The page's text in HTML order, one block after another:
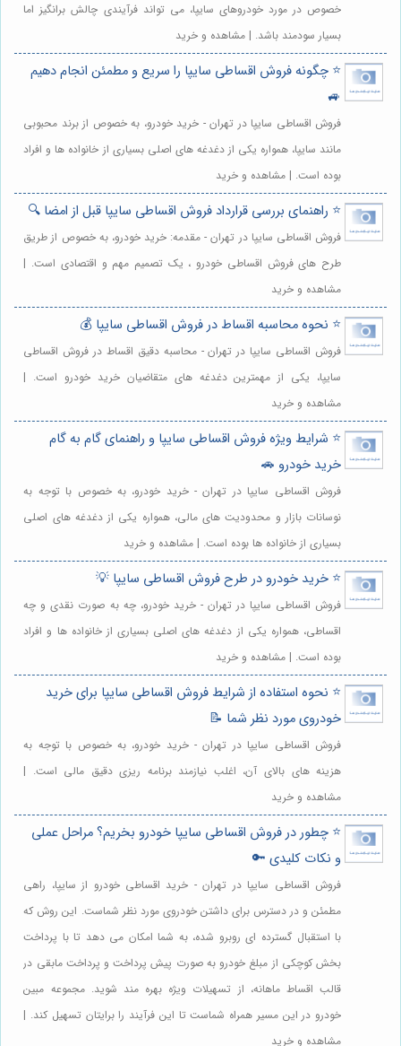
خصوص در مورد خودروهای سایپا، می تواند فرآیندی چالش برانگیز اما
بسیار سودمند باشد. | مشاهده و خرید
⭐️ چگونه فروش اقساطی سایپا را سریع و مطمئن انجام دهیم
🚙
فروش اقساطی سایپا در تهران - خرید خودرو، به خصوص از برند محبوبی
مانند سایپا، همواره یکی از دغدغه های اصلی بسیاری از خانواده ها و افراد
بوده است. | مشاهده و خرید
⭐️ راهنمای بررسی قرارداد فروش اقساطی سایپا قبل از امضا 🔍
فروش اقساطی سایپا در تهران - مقدمه: خرید خودرو، به خصوص از طریق
طرح های فروش اقساطی خودرو ، یک تصمیم مهم و اقتصادی است. |
مشاهده و خرید
⭐️ نحوه محاسبه اقساط در فروش اقساطی سایپا 💰
فروش اقساطی سایپا در تهران - محاسبه دقیق اقساط در فروش اقساطی
سایپا، یکی از مهمترین دغدغه های متقاضیان خرید خودرو است. |
مشاهده و خرید
⭐️ شرایط ویژه فروش اقساطی سایپا و راهنمای گام به گام
خرید خودرو 🚗
فروش اقساطی سایپا در تهران - خرید خودرو، به خصوص با توجه به
نوسانات بازار و محدودیت های مالی، همواره یکی از دغدغه های اصلی
بسیاری از خانواده ها بوده است. | مشاهده و خرید
⭐️ خرید خودرو در طرح فروش اقساطی سایپا 💡
فروش اقساطی سایپا در تهران - خرید خودرو، چه به صورت نقدی و چه
اقساطی، همواره یکی از دغدغه های اصلی بسیاری از خانواده ها و افراد
بوده است. | مشاهده و خرید
⭐️ نحوه استفاده از شرایط فروش اقساطی سایپا برای خرید
خودروی مورد نظر شما 📝
فروش اقساطی سایپا در تهران - خرید خودرو، به خصوص با توجه به
هزینه های بالای آن، اغلب نیازمند برنامه ریزی دقیق مالی است. |
مشاهده و خرید
⭐️ چطور در فروش اقساطی سایپا خودرو بخریم؟ مراحل عملی
و نکات کلیدی 🔑
فروش اقساطی سایپا در تهران - خرید اقساطی خودرو از سایپا، راهی
مطمئن و در دسترس برای داشتن خودروی مورد نظر شماست. این روش که
با استقبال گسترده ای روبرو شده، به شما امکان می دهد تا با پرداخت
بخش کوچکی از مبلغ خودرو به صورت پیش پرداخت و پرداخت مابقی در
قالب اقساط ماهانه، از تسهیلات ویژه بهره مند شوید. مجموعه مبین
خودرو در این مسیر همراه شماست تا این فرآیند را برایتان تسهیل کند. |
مشاهده و خرید